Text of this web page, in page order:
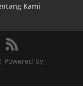
Kami
by